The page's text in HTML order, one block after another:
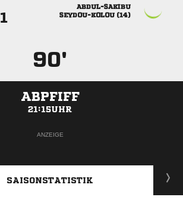

 

90'
ABPFIFF
21:15UHR
ANZEIGE
SAISONSTATISTIK